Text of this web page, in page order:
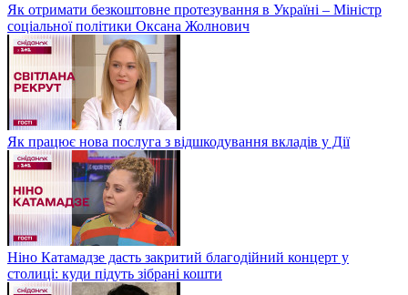
Як отримати безкоштовне протезування в Україні – Міністр
соціальної політики Оксана Жолнович
Як працює нова послуга з відшкодування вкладів у Дії
Ніно Катамадзе дасть закритий благодійний концерт у
столиці: куди підуть зібрані кошти